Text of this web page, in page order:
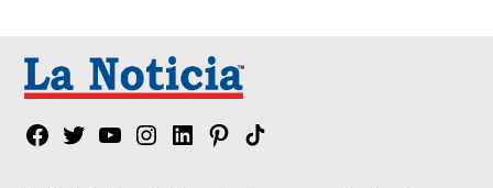
Facebook
TwitterYouTubeInstagram
LinkedinPinterest
Tik